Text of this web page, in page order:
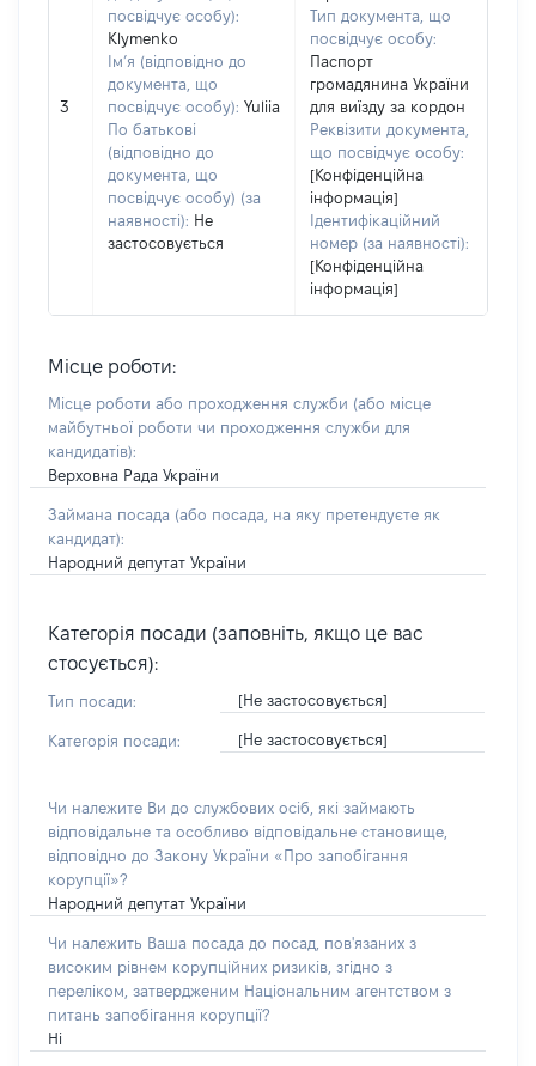
3
посвідчує особу):
Klymenko
Ім’я (відповідно до
документа, що
посвідчує особу): Yuliia
По батькові
(відповідно до
документа, що
посвідчує особу) (за
наявності): Не
застосовується
Тип документа, що
посвідчує особу:
Паспорт
громадянина України
для виїзду за кордон
Реквізити документа,
що посвідчує особу:
[Конфіденційна
інформація]
Ідентифікаційний
номер (за наявності):
[Конфіденційна
інформація]
Місце роботи:
Місце роботи або проходження служби (або місце
майбутньої роботи чи проходження служби для
кандидатів):
Верховна Рада України
Займана посада (або посада, на яку претендуєте як
кандидат):
Народний депутат України
Категорія посади (заповніть, якщо це вас
стосується):
Тип посади: [Не застосовується]
Категорія посади: [Не застосовується]
Чи належите Ви до службових осіб, які займають
відповідальне та особливо відповідальне становище,
відповідно до Закону України «Про запобігання
корупції»?
Народний депутат України
Чи належить Ваша посада до посад, пов'язаних з
високим рівнем корупційних ризиків, згідно з
переліком, затвердженим Національним агентством з
питань запобігання корупції?
Ні